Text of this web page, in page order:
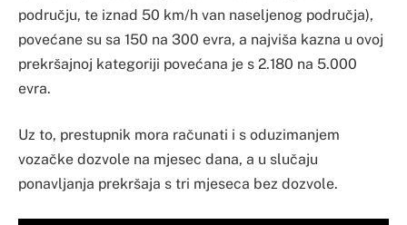
području, te iznad 50 km/h van naseljenog područja),
povećane su sa 150 na 300 evra, a najviša kazna u ovoj
prekršajnoj kategoriji povećana je s 2.180 na 5.000
evra.
Uz to, prestupnik mora računati i s oduzimanjem
vozačke dozvole na mjesec dana, a u slučaju
ponavljanja prekršaja s tri mjeseca bez dozvole.